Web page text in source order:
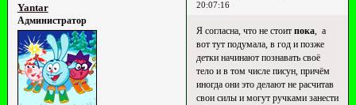
20:07:16
Yantar
Администратор
Я согласна, что не стоит пока, а
вот тут подумала, в год и позже
детки начинают познавать своё
тело и в том числе писун, причём
иногда они это делают не расчитав
свои силы и могут ручками занести